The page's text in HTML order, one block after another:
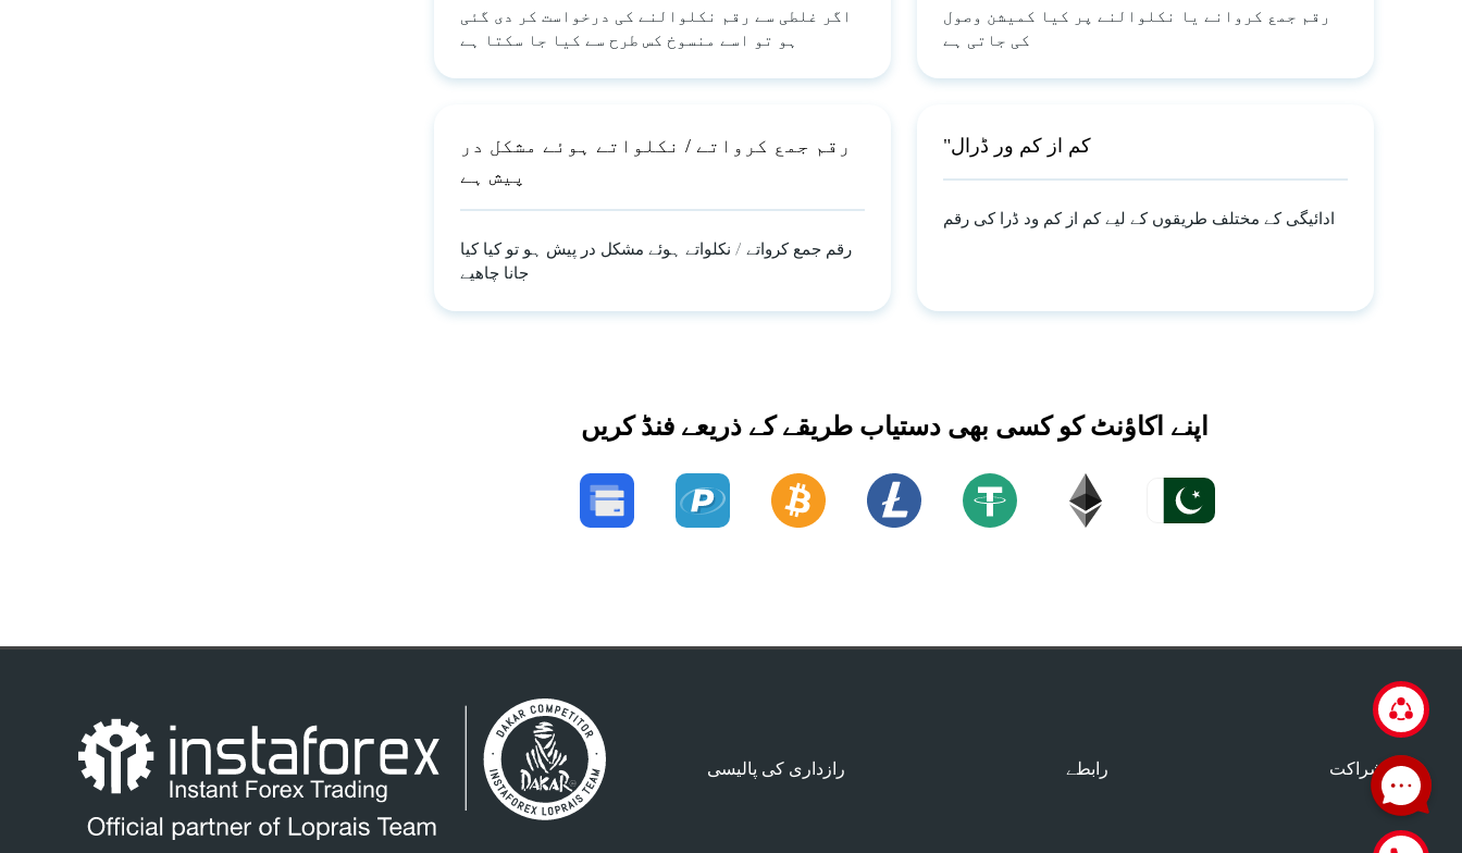
اگر غلطی سے رقم نکلوالنے کی درخواست کر دی گئی
ہو تو اسے منسوخ کس طرح سے کیا جا سکتا ہے
رقم جمع کروانے یا نکلوالنے پر کیا کمیشن وصول
کی جاتی ہے
رقم جمع کرواتے / نکلواتے ہوئے مشکل در
پیش ہے
رقم جمع کرواتے / نکلواتے ہوئے مشکل در پیش ہو تو کیا کیا
جانا چاھیے
"کم از کم ور ڈرال
ادائیگی کے مختلف طریقوں کے لیے کم از کم ود ڈرا کی رقم
اپنے اکاؤنٹ کو کسی بھی دستیاب طریقے کے ذریعے فنڈ کریں
رازداری کی پالیسی رابطے شراکت